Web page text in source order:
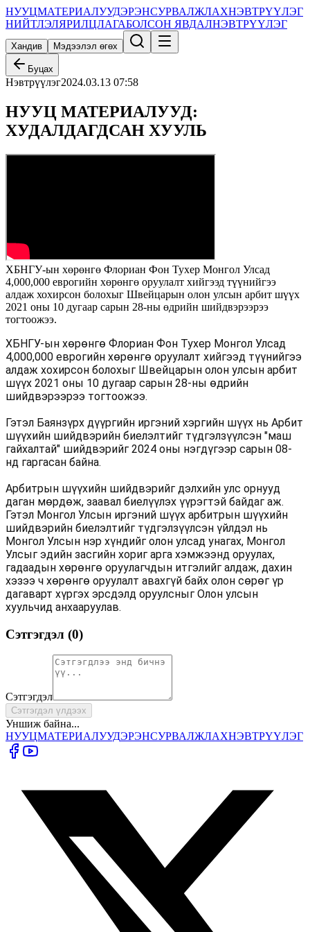
НУУЦМАТЕРИАЛУУДЭРЭНСУРВАЛЖЛАХНЭВТРҮҮЛЭГ
НИЙТЛЭЛЯРИЛЦЛАГАБОЛСОН ЯВДАЛНЭВТРҮҮЛЭГ
Хандив Мэдээлэл өгөх
Буцах
Нэвтрүүлэг2024.03.13 07:58
НУУЦ МАТЕРИАЛУУД:
ХУДАЛДАГДСАН ХУУЛЬ
ХБНГУ-ын хөрөнгө Флориан Фон Тухер Монгол Улсад
4,000,000 еврогийн хөрөнгө оруулалт хийгээд түүнийгээ
алдаж хохирсон болохыг Швейцарын олон улсын арбит шүүх
2021 оны 10 дугаар сарын 28-ны өдрийн шийдвэрээрээ
тогтоожээ.
ХБНГУ-ын хөрөнгө Флориан Фон Тухер Монгол Улсад
4,000,000 еврогийн хөрөнгө оруулалт хийгээд түүнийгээ
алдаж хохирсон болохыг Швейцарын олон улсын арбит
шүүх 2021 оны 10 дугаар сарын 28-ны өдрийн
шийдвэрээрээ тогтоожээ.
Гэтэл Баянзүрх дүүргийн иргэний хэргийн шүүх нь Арбит
шүүхийн шийдвэрийн биелэлтийг түдгэлзүүлсэн "маш
гайхалтай" шийдвэрийг 2024 оны нэгдүгээр сарын 08-
нд гаргасан байна.
Арбитрын шүүхийн шийдвэрийг дэлхийн улс орнууд
даган мөрдөж, заавал биелүүлэх үүрэгтэй байдаг аж.
Гэтэл Монгол Улсын иргэний шүүх арбитрын шүүхийн
шийдвэрийн биелэлтийг түдгэлзүүлсэн үйлдэл нь
Монгол Улсын нэр хүндийг олон улсад унагах, Монгол
Улсыг эдийн засгийн хориг арга хэмжээнд оруулах,
гадаадын хөрөнгө оруулагчдын итгэлийг алдаж, дахин
хэзээ ч хөрөнгө оруулалт авахгүй байх олон сөрөг үр
дагаварт хүргэх эрсдэлд оруулсныг Олон улсын
хуульчид анхааруулав.
Сэтгэгдэл (0)
Сэтгэгдэл
Сэтгэгдэл үлдээх
Уншиж байна...
НУУЦМАТЕРИАЛУУДЭРЭНСУРВАЛЖЛАХНЭВТРҮҮЛЭГ